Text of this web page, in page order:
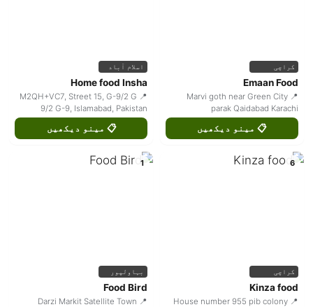
کراچی
Emaan Food
📍 Marvi goth near Green City
parak Qaidabad Karachi
📋 مینو دیکھیں
اسلام آباد
Home food Insha
📍 M2QH+VC7, Street 15, G-9/2 G
9/2 G-9, Islamabad, Pakistan
📋 مینو دیکھیں
6
کراچی
Kinza food
📍 House number 955 pib colony
1
بہاولپور
Food Bird
📍 Darzi Markit Satellite Town